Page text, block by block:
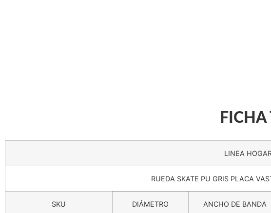
LINEA
RUEDA SKATE PU GRIS PLACA
SKU DIÁMETRO ANCHO DE BANDA